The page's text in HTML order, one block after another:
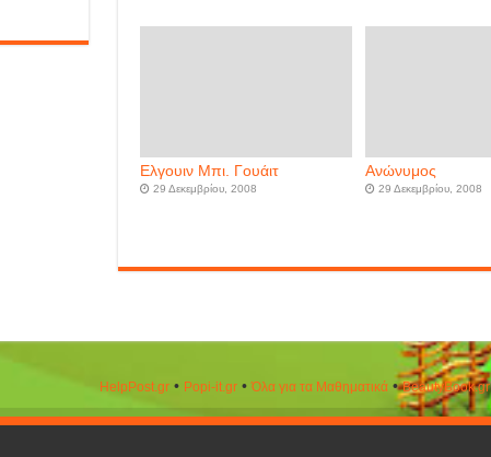
Ελγουιν Μπι. Γουάιτ
29 Δεκεμβρίου, 2008
Ανώνυμος
29 Δεκεμβρίου, 2008
HelpPost.gr• Popi-it.gr•Όλα για τα Μαθηματικά•ΒeautyΒook.gr